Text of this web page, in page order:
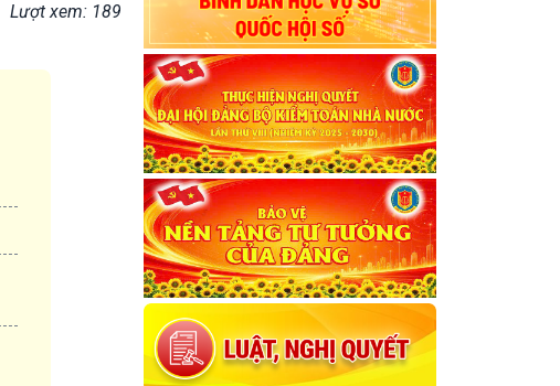
Lượt xem: 189